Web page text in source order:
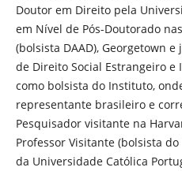
Doutor em Direito pela
em Nível de Pós-Doutorado
(bolsista DAAD), Georgetown
de Direito Social Estrangeiro
como bolsista do Instituto,
representante brasileiro e
Pesquisador visitante na
Professor Visitante (bolsista
da Universidade Católica